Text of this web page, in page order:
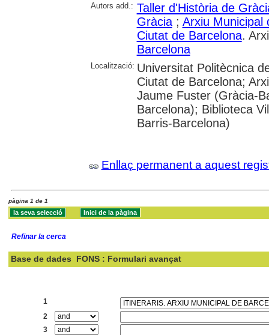
Autors add.: Taller d'Història de
Gràcia; Arxiu Municipal
Ciutat de Barcelona.
Barcelona
Localització: Universitat Politècnica
Ciutat de Barcelona;
Jaume Fuster (Gràcia-
Barcelona); Biblioteca
Barris-Barcelona)
Enllaç permanent a aquest
pàgina 1 de 1
Refinar la cerca
Base de dades FONS : Formulari avançat
1
2
3